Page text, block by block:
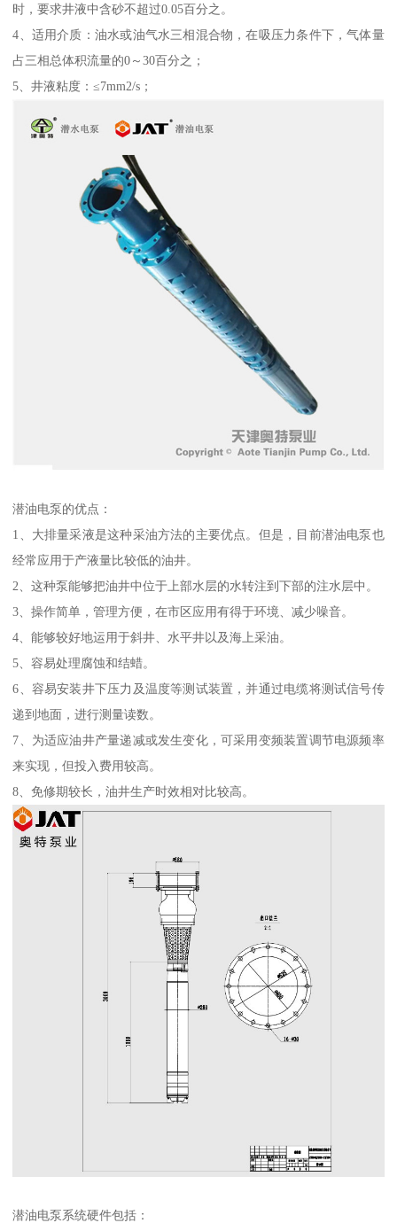
时，要求井液中含砂不超过0.05百分之。
4、适用介质：油水或油气水三相混合物，在吸压力条件下，气体量
占三相总体积流量的0～30百分之；
5、井液粘度：≤7mm2/s；
潜油电泵的优点：
1、大排量采液是这种采油方法的主要优点。但是，目前潜油电泵也
经常应用于产液量比较低的油井。
2、这种泵能够把油井中位于上部水层的水转注到下部的注水层中。
3、操作简单，管理方便，在市区应用有得于环境、减少噪音。
4、能够较好地运用于斜井、水平井以及海上采油。
5、容易处理腐蚀和结蜡。
6、容易安装井下压力及温度等测试装置，并通过电缆将测试信号传
递到地面，进行测量读数。
7、为适应油井产量递减或发生变化，可采用变频装置调节电源频率
来实现，但投入费用较高。
8、免修期较长，油井生产时效相对比较高。
潜油电泵系统硬件包括：